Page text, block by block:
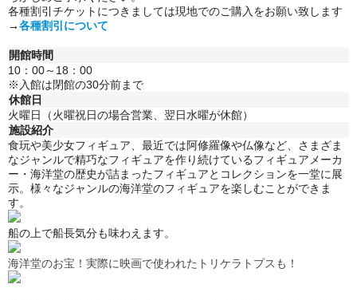
各種割引チケットにつきましては現地でのご購入をお願い致します
→各種割引について
開館時間
10：00～18：00
※入館は閉館の30分前まで
休館日
火曜日（火曜祝日の場合営業、翌日水曜が休館）
施設紹介
食玩や美少女フィギュア、最近では阿修羅像や仏像など、さまざま
なジャンルで精巧なフィギュアを作り続けているフィギュアメーカ
ー・海洋堂の歴史が詰まったフィギュアとコレクションを一堂に展
示。 様々なジャンルの海洋堂のフィギュアを楽しむことができま
す。
船の上で船長気分も味わえます。
海洋堂のお宝！実際に映画で使われたトリケラトプスも！